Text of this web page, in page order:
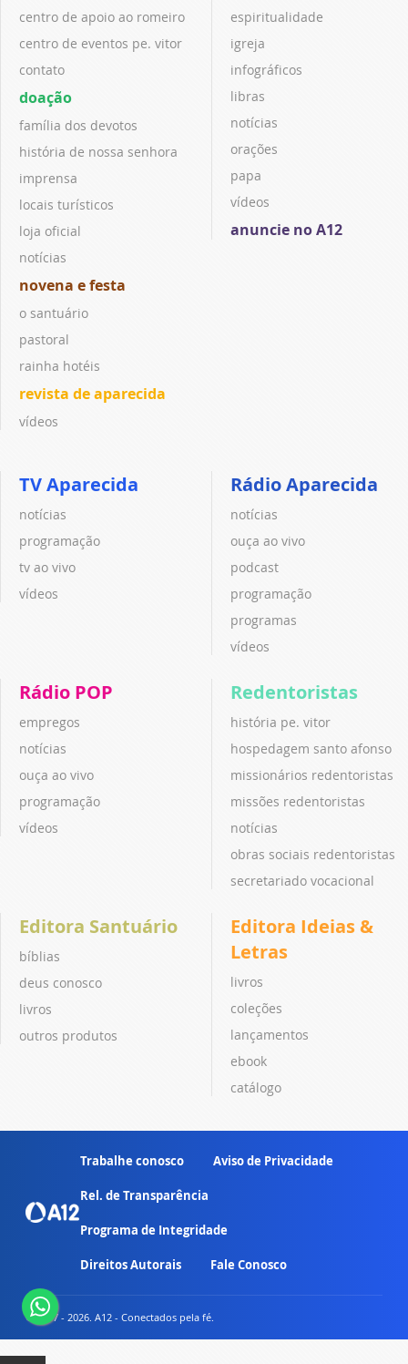
centro de apoio ao romeiro
centro de eventos pe. vitor
contato
doação
família dos devotos
história de nossa senhora
imprensa
locais turísticos
loja oficial
notícias
novena e festa
o santuário
pastoral
rainha hotéis
revista de aparecida
vídeos
espiritualidade
igreja
infográficos
libras
notícias
orações
papa
vídeos
anuncie no A12
TV Aparecida
notícias
programação
tv ao vivo
vídeos
Rádio Aparecida
notícias
ouça ao vivo
podcast
programação
programas
vídeos
Rádio POP
empregos
notícias
ouça ao vivo
programação
vídeos
Redentoristas
história pe. vitor
hospedagem santo afonso
missionários redentoristas
missões redentoristas
notícias
obras sociais redentoristas
secretariado vocacional
Editora Santuário
bíblias
deus conosco
livros
outros produtos
Editora Ideias &
Letras
livros
coleções
lançamentos
ebook
catálogo
Trabalhe conosco Aviso de Privacidade
Rel. de Transparência
Programa de Integridade
Direitos Autorais Fale Conosco
© 2007 - 2026. A12 - Conectados pela fé.